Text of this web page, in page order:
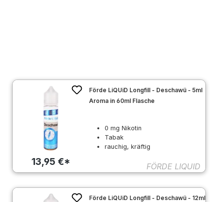
13,95 €*
Förde LiQUiD Longfill - Deschawü - 5ml
Aroma in 60ml Flasche
0 mg Nikotin
Tabak
rauchig, kräftig
FÖRDE LIQUID
Förde LiQUiD Longfill - Deschawü - 12ml